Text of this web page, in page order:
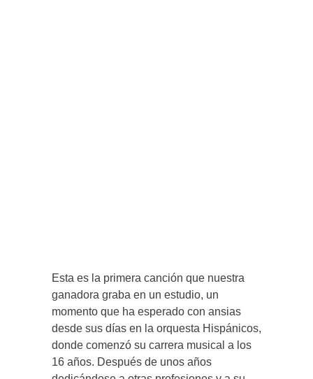
Esta es la primera canción que nuestra
ganadora graba en un estudio, un
momento que ha esperado con ansias
desde sus días en la orquesta Hispánicos,
donde comenzó su carrera musical a los
16 años. Después de unos años